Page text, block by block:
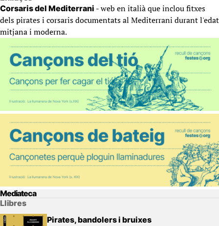
Corsaris del Mediterrani - web en italià que inclou fitxes
dels pirates i corsaris documentats al Mediterrani durant l'edat
mitjana i moderna.
Mediateca
Llibres
Pirates, bandolers i bruixes